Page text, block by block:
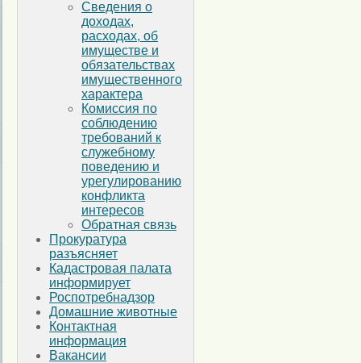
Сведения о
доходах,
расходах, об
имуществе и
обязательствах
имущественного
характера
Комиссия по
соблюдению
требований к
служебному
поведению и
урегулированию
конфликта
интересов
Обратная связь
Прокуратура
разъясняет
Кадастровая палата
информирует
Роспотребнадзор
Домашние животные
Контактная
информация
Вакансии